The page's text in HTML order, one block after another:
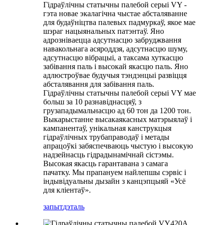
Гідраўлічны статычны палебой серыі VY -
гэта новае экалагічна чыстае абсталяванне
для будаўніцтва палевых падмуркаў, якое мае
шэраг нацыянальных патэнтаў. Яно
адрозніваецца адсутнасцю забруджвання
навакольнага асяроддзя, адсутнасцю шуму,
адсутнасцю вібрацыі, а таксама хуткасцю
забівання паль і высокай якасцю паль. Яно
адлюстроўвае будучыя тэндэнцыі развіцця
абсталявання для забівання паль.
Гідраўлічны статычны палебой серыі VY мае
больш за 10 разнавіднасцяў, з
грузападымальнасцю ад 60 тон да 1200 тон.
Выкарыстанне высакаякасных матэрыялаў і
кампанентаў, унікальная канструкцыя
гідраўлічных трубаправодаў і метады
апрацоўкі забяспечваюць чыстую і высокую
надзейнасць гідрадынамічнай сістэмы.
Высокая якасць гарантавана з самага
пачатку. Мы прапануем найлепшы сэрвіс і
індывідуальны дызайн з канцэпцыяй «Усё
для кліентаў».
запытдэталь